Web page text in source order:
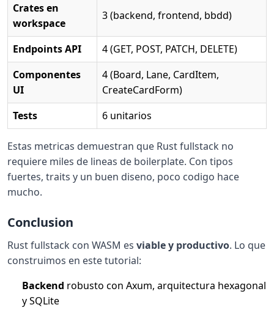
Crates en
workspace
3 (backend, frontend, bbdd)
Endpoints API
4 (GET, POST, PATCH, DELETE)
Componentes
UI
4 (Board, Lane, CardItem,
CreateCardForm)
Tests
6 unitarios
Estas metricas demuestran que Rust fullstack no
requiere miles de lineas de boilerplate. Con tipos
fuertes, traits y un buen diseno, poco codigo hace
mucho.
Conclusion
Rust fullstack con WASM es viable y productivo. Lo que
construimos en este tutorial:
Backend robusto con Axum, arquitectura hexagonal
y SQLite